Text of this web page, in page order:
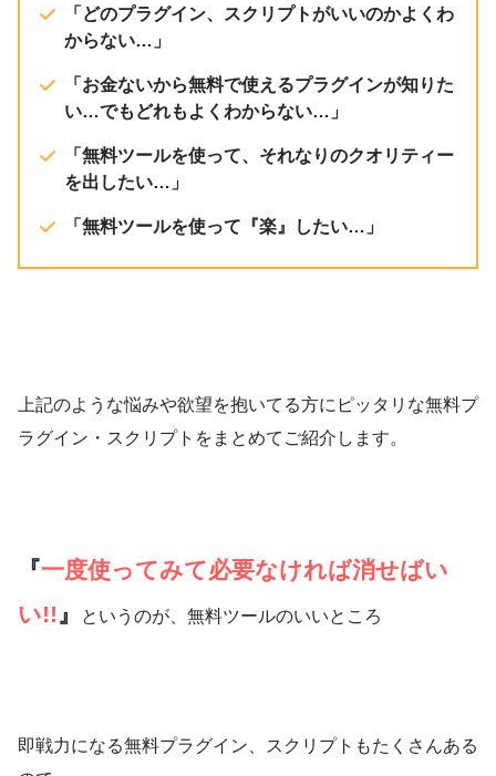
「どのプラグイン、スクリプトがいいのかよくわ
からない…」
「お金ないから無料で使えるプラグインが知りた
い…でもどれもよくわからない…」
「無料ツールを使って、それなりのクオリティー
を出したい…」
「無料ツールを使って『楽』したい…」
上記のような悩みや欲望を抱いてる方にピッタリな無料プ
ラグイン・スクリプトをまとめてご紹介します。
『一度使ってみて必要なければ消せばい
い!!』 というのが、無料ツールのいいところ
即戦力になる無料プラグイン、スクリプトもたくさんある